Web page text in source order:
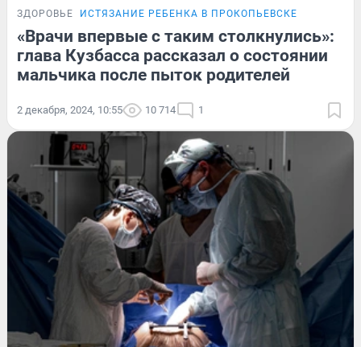
ЗДОРОВЬЕ ИСТЯЗАНИЕ РЕБЕНКА В ПРОКОПЬЕВСКЕ
«Врачи впервые с таким столкнулись»:
глава Кузбасса рассказал о состоянии
мальчика после пыток родителей
2 декабря, 2024, 10:55 10 714 1